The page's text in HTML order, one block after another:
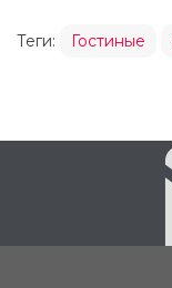
Теги: Гостиные